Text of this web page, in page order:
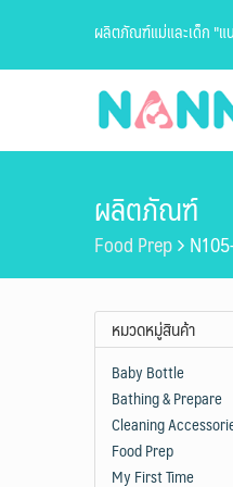
ผลิตภัณฑ์แม่และเด็ก "
ผลิตภัณฑ์
Food Prep
หมวดหมู่สินค้า
Baby Bottle
Bathing & Prepare
Cleaning
Food Prep
My First Time